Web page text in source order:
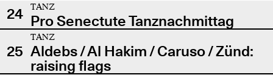
24
TANZ
Pro Senectute Tanznachmittag
25
TANZ
Aldebs / Al Hakim / Caruso / Zünd:
raising flags